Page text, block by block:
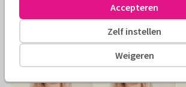
Envelop: Witte vensterenvelop
Adres: Achterop de kaart
Formaten
Weigeren
Zelf instellen
Accepteren